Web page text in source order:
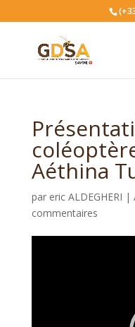
Aéthina
par eric ALDEGHERI |
commentaires